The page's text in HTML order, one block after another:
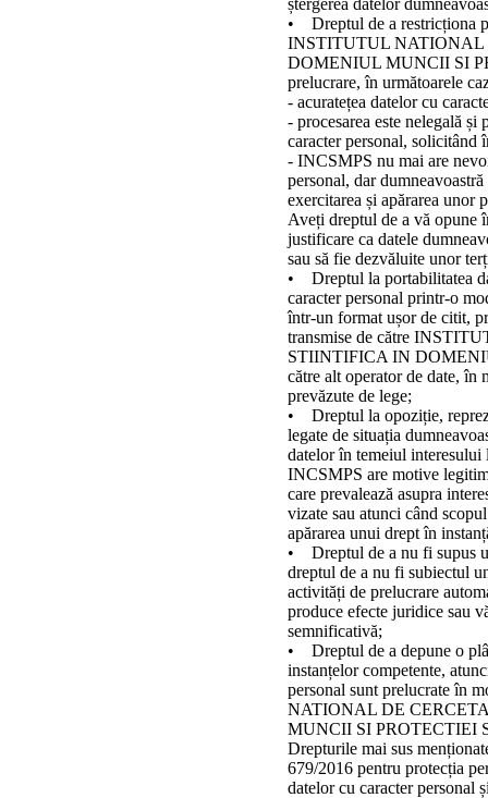
ștergerea datelor
• Dreptul de a restricționa
INSTITUTUL NATIONAL
DOMENIUL MUNCII SI
prelucrare, în următoarele
- acuratețea datelor cu
- procesarea este nelegală
caracter personal, solicitând
- INCSMPS nu mai are
personal, dar
exercitarea și apărarea unor
Aveți dreptul de a vă opune
justificare ca datele
sau să fie dezvăluite unor
• Dreptul la portabilitatea
caracter personal printr-o
într-un format ușor de citit,
transmise de către
STIINTIFICA IN
către alt operator de date, în
prevăzute de lege;
• Dreptul la opoziție,
legate de situația
datelor în temeiul
INCSMPS are motive
care prevalează asupra
vizate sau atunci când
apărarea unui drept în
• Dreptul de a nu fi supus
dreptul de a nu fi subiectul
activități de prelucrare
produce efecte juridice sau
semnificativă;
• Dreptul de a depune o
instanțelor competente,
personal sunt prelucrate în
NATIONAL DE
MUNCII SI PROTECTIEI
Drepturile mai sus
679/2016 pentru protecția
datelor cu caracter personal